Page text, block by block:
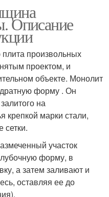
Описание
произвольных
проектом, и
объекте. Монолит
форму . Он
на
крепкой марки стали,
сетки.
участок
форму, в
а затем заливают и
оставляя ее до